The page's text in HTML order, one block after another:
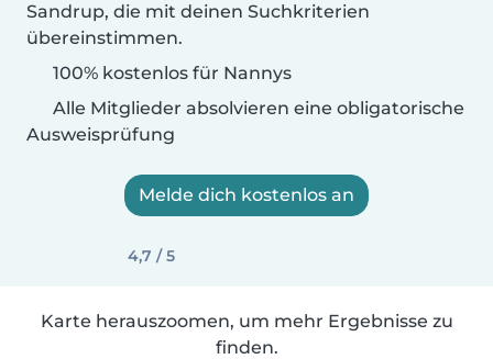
Sandrup, die mit deinen Suchkriterien
übereinstimmen.
100% kostenlos für Nannys
Alle Mitglieder absolvieren eine obligatorische
Ausweisprüfung
Melde dich kostenlos an
4,7 / 5
Karte herauszoomen, um mehr Ergebnisse zu
finden.